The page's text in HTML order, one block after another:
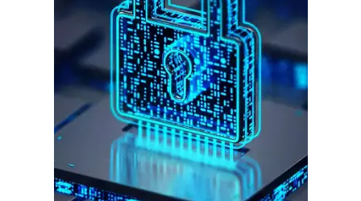
गुरुग्राम साइबर पुलिस ने बीते छह महीने में 18 बैंक कर्मचारियों को किया गिरफ्तार
इन लोगों ने लालच में आकर बैंक खाते खोलकर साइबर ठगों को उपलब्ध कराए